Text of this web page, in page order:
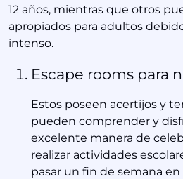
12 años, mientras que otros
apropiados para adultos
intenso.
Escape rooms para
Estos poseen acertijos y
pueden comprender y
excelente manera de
realizar actividades
pasar un fin de semana